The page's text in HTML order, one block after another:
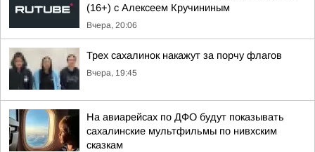
(16+) с Алексеем Кручининым
Вчера, 20:06
Трех сахалинок накажут за порчу флагов
Вчера, 19:45
На авиарейсах по ДФО будут показывать
сахалинские мультфильмы по нивхским
сказкам